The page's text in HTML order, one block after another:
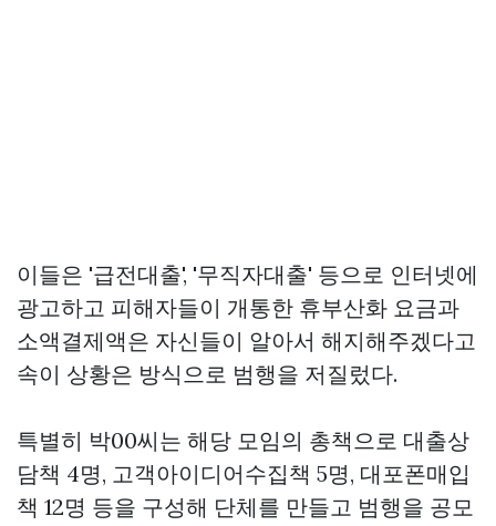
이들은 '급전대출', '무직자대출' 등으로 인터넷에
광고하고 피해자들이 개통한 휴부산화 요금과
소액결제액은 자신들이 알아서 해지해주겠다고
속이 상황은 방식으로 범행을 저질렀다.
특별히 박00씨는 해당 모임의 총책으로 대출상
담책 4명, 고객아이디어수집책 5명, 대포폰매입
책 12명 등을 구성해 단체를 만들고 범행을 공모